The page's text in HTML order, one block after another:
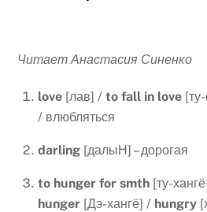
Читает Анастасия Синенко
love [лав] / to fall in love
/ влюбляться
darling [далыН] – дорогая
to hunger for smth [ту-
hunger [Дэ-хангё] / hungry